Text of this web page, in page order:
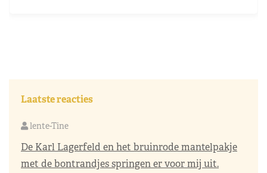
Laatste reacties
lente-Tine
De Karl Lagerfeld en het bruinrode mantelpakje
met de bontrandjes springen er voor mij uit.